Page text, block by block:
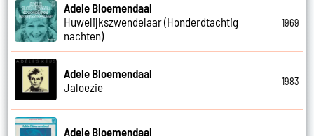
Adele Bloemendaal
Huwelijkszwendelaar (Honderdtachtig
nachten)
1969
Adele Bloemendaal
Jaloezie
1983
Adele Bloemendaal